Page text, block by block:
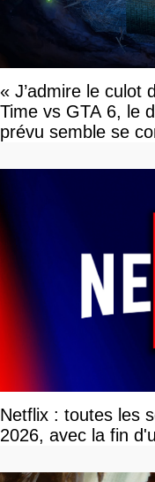
« J’admire le culot
Time vs GTA 6, le
prévu semble se
Netflix : toutes les
2026, avec la fin